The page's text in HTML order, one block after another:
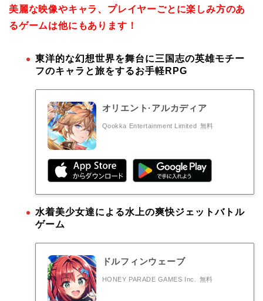
美麗な映像やキャラ、プレイヤーごとに楽しみ方のあ
るゲームは他にもあります！
東洋的な幻想世界を舞台に三国志の英雄モチー
フのキャラと旅をするお手軽RPG
オリエント·アルカディア
Qookka Entertainment Limited 無料
水着美少女達による水上の爽快ジェットバトル
ゲーム
ドルフィンウェーブ
HONEY PARADE GAMES Inc. 無料